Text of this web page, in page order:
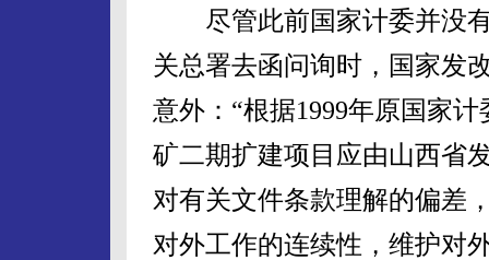
尽管此前国家计委并没有
关总署去函问询时，国家发
意外：“根据1999年原国家
矿二期扩建项目应由山西省
对有关文件条款理解的偏差
对外工作的连续性，维护对